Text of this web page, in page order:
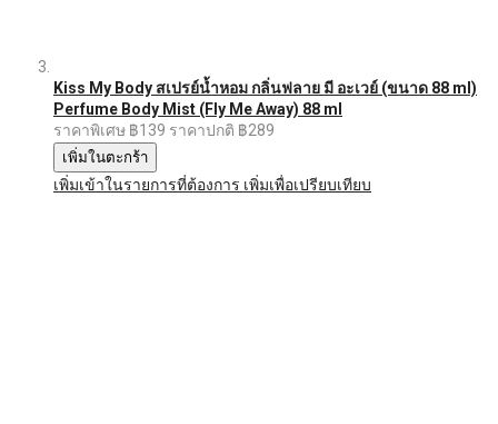
Kiss My Body สเปรย์น้ำหอม กลิ่นฟลาย มี อะเวย์ (ขนาด 88 ml)
Perfume Body Mist (Fly Me Away) 88 ml
ราคาพิเศษ ฿139 ราคาปกติ ฿289
เพิ่มในตะกร้า
เพิ่มเข้าในรายการที่ต้องการ เพิ่มเพื่อเปรียบเทียบ